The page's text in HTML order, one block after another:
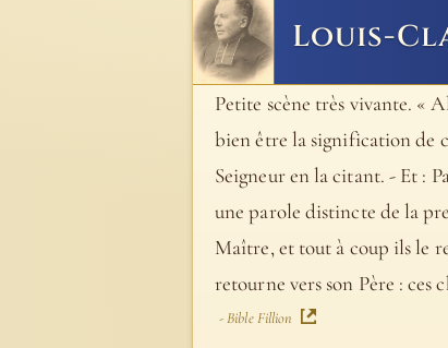
Louis-
Petite scène très vivante. «
bien être la signification de
Seigneur en la citant. - Et :
une parole distincte de la
Maître, et tout à coup ils le
retourne vers son Père : ces
- Bible Fillion